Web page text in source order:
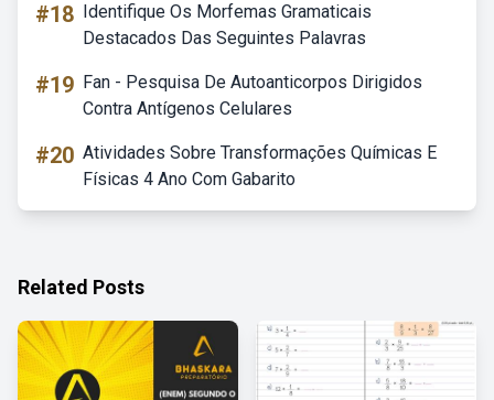
#18 Identifique Os Morfemas Gramaticais
Destacados Das Seguintes Palavras
#19 Fan - Pesquisa De Autoanticorpos Dirigidos
Contra Antígenos Celulares
#20 Atividades Sobre Transformações Químicas E
Físicas 4 Ano Com Gabarito
Related Posts